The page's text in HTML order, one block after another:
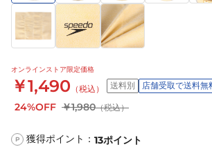
オンラインストア限定価格
￥1,490 （税込） 送料別 店舗受取で送料無
24%OFF ￥1,980（税込）
P 獲得ポイント： 13ポイント